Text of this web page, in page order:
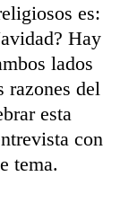
es:
Hay
lados
razones del
esta
con
tema.